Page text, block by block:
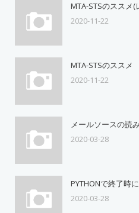
MTA-STSのススメ(
2020-11-22
MTA-STSのススメ
2020-11-22
メールソースの読
2020-03-28
PYTHONで終了時
2020-03-28